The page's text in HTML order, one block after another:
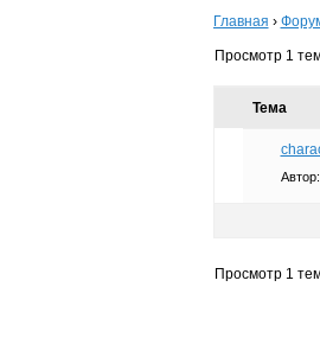
Главная ›
Просмотр 1
Тема
Автор:
Просмотр 1